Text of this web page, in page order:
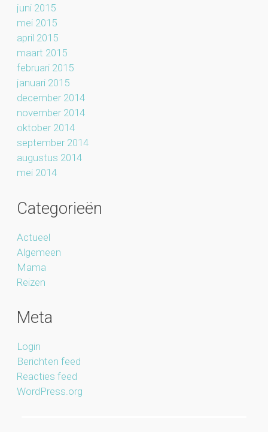
juni 2015
mei 2015
april 2015
maart 2015
februari 2015
januari 2015
december 2014
november 2014
oktober 2014
september 2014
augustus 2014
mei 2014
Categorieën
Actueel
Algemeen
Mama
Reizen
Meta
Login
Berichten feed
Reacties feed
WordPress.org